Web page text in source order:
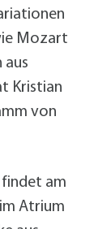
Mozart
aus
Kristian
von
am
Atrium